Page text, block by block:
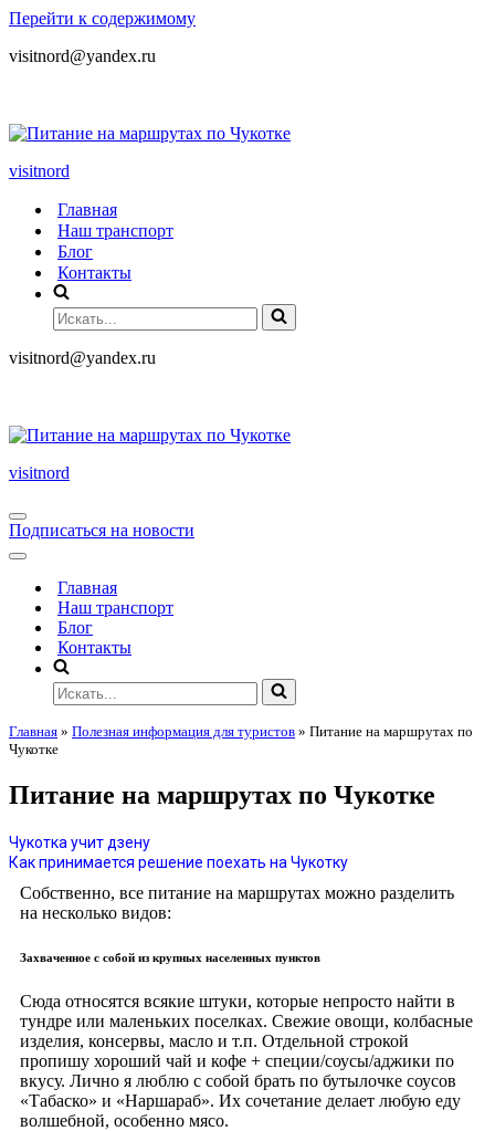
Перейти к содержимому
visitnord@yandex.ru
visitnord
Главная
Наш транспорт
Блог
Контакты
visitnord@yandex.ru
visitnord
Подписаться на новости
Главная
Наш транспорт
Блог
Контакты
Главная » Полезная информация для туристов » Питание на маршрутах по
Чукотке
Питание на маршрутах по Чукотке
Чукотка учит дзену
Как принимается решение поехать на Чукотку
Собственно, все питание на маршрутах можно разделить
на несколько видов:
Захваченное с собой из крупных населенных пунктов
Сюда относятся всякие штуки, которые непросто найти в
тундре или маленьких поселках. Свежие овощи, колбасные
изделия, консервы, масло и т.п. Отдельной строкой
пропишу хороший чай и кофе + специи/соусы/аджики по
вкусу. Лично я люблю с собой брать по бутылочке соусов
«Табаско» и «Наршараб». Их сочетание делает любую еду
волшебной, особенно мясо.